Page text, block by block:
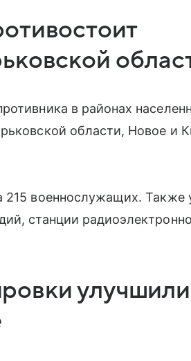
в районах
области, Новое и
военнослужащих. Также
станции
улучшили